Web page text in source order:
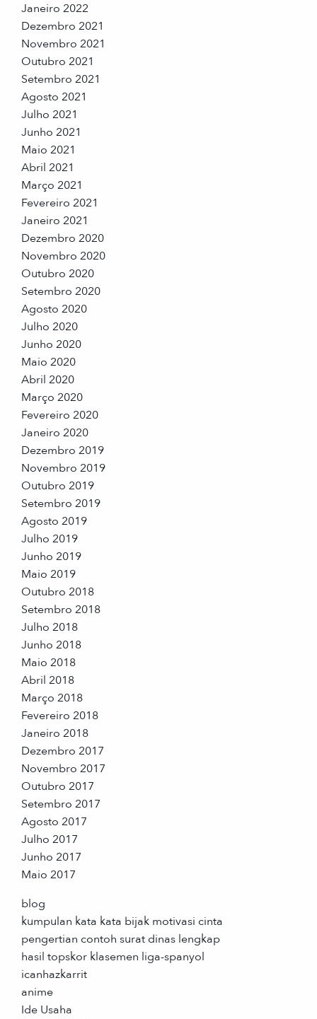
Janeiro 2022
Dezembro 2021
Novembro 2021
Outubro 2021
Setembro 2021
Agosto 2021
Julho 2021
Junho 2021
Maio 2021
Abril 2021
Março 2021
Fevereiro 2021
Janeiro 2021
Dezembro 2020
Novembro 2020
Outubro 2020
Setembro 2020
Agosto 2020
Julho 2020
Junho 2020
Maio 2020
Abril 2020
Março 2020
Fevereiro 2020
Janeiro 2020
Dezembro 2019
Novembro 2019
Outubro 2019
Setembro 2019
Agosto 2019
Julho 2019
Junho 2019
Maio 2019
Outubro 2018
Setembro 2018
Julho 2018
Junho 2018
Maio 2018
Abril 2018
Março 2018
Fevereiro 2018
Janeiro 2018
Dezembro 2017
Novembro 2017
Outubro 2017
Setembro 2017
Agosto 2017
Julho 2017
Junho 2017
Maio 2017
blog
kumpulan kata kata bijak motivasi cinta
pengertian contoh surat dinas lengkap
hasil topskor klasemen liga-spanyol
icanhazkarrit
anime
Ide Usaha